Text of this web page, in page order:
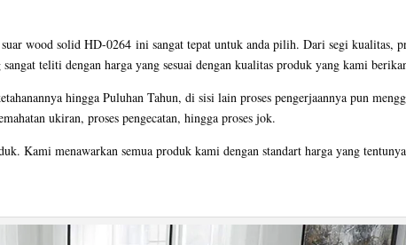
wood solid HD-0264 ini sangat tepat untuk anda pilih. Dari segi kualitas,
teliti dengan harga yang sesuai dengan kualitas produk yang kami
hingga Puluhan Tahun, di sisi lain proses pengerjaannya pun
ukiran, proses pengecatan, hingga proses jok.
Kami menawarkan semua produk kami dengan standart harga yang